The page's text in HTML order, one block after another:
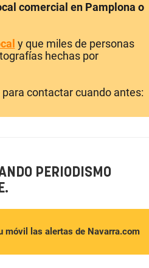
comercial en Pamplona o
y que miles de personas
hechas por
contactar cuando antes:
PERIODISMO
móvil las alertas de Navarra.com